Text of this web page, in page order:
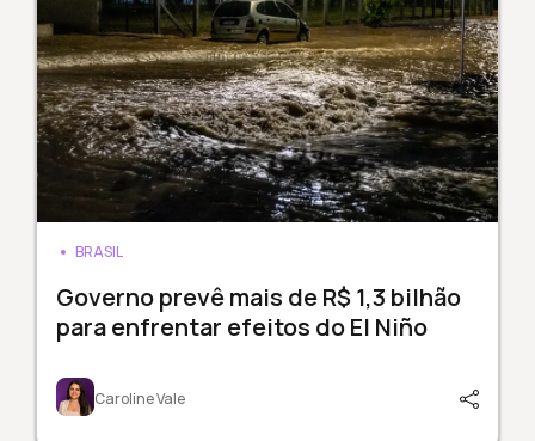
BRASIL
Governo prevê mais de R$ 1,3 bilhão
para enfrentar efeitos do El Niño
Caroline Vale